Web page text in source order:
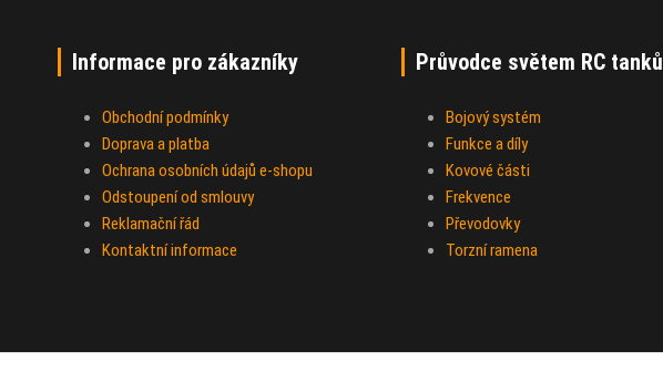
Informace pro zákazníky
Obchodní podmínky
Doprava a platba
Ochrana osobních údajů e-shopu
Odstoupení od smlouvy
Reklamační řád
Kontaktní informace
Průvodce světem RC tanků
Bojový systém
Funkce a díly
Kovové části
Frekvence
Převodovky
Torzní ramena